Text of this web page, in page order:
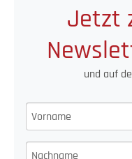
Jetzt
und auf